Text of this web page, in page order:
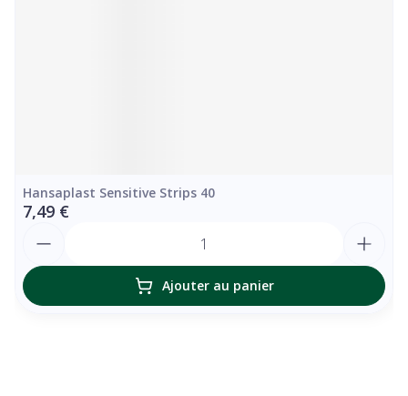
Hansaplast Sensitive Strips 40
7,49 €
Ajouter au panier